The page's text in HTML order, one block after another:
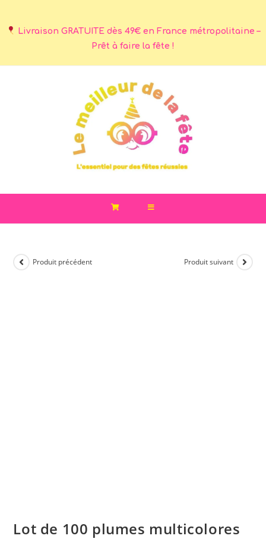
Livraison GRATUITE dès 49€ en France métropolitaine –
Prêt à faire la fête !
Produit précédent Produit suivant
Lot de 100 plumes multicolores